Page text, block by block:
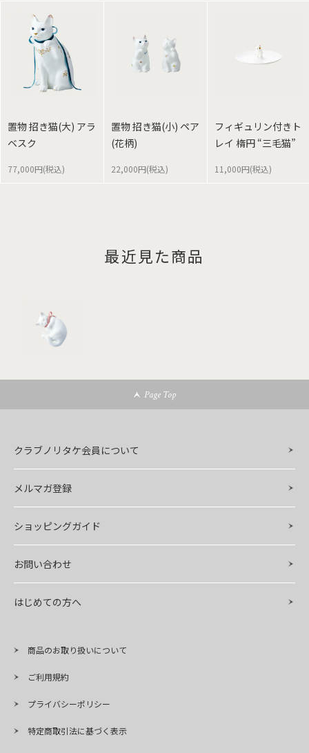
置物 招き猫(大) アラ
ベスク
77,000円(税込)
置物 招き猫(小) ペア
(花柄)
22,000円(税込)
フィギュリン付きト
レイ 楕円 “三毛猫”
11,000円(税込)
最近見た商品
Page Top
クラブノリタケ会員について
メルマガ登録
ショッピングガイド
お問い合わせ
はじめての方へ
商品のお取り扱いについて
ご利用規約
プライバシーポリシー
特定商取引法に基づく表示